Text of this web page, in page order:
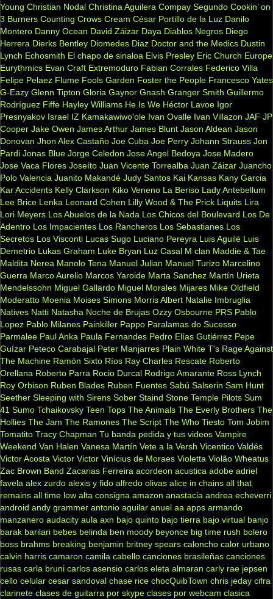
Young Christian Nodal Christina Aguilera Compay Segundo Cookin’ on
3 Burners Counting Crows Cream César Portillo de la Luz Danilo
Montero Danny Ocean David Záizar Daya Diablos Negros Diego
Herrera Dierks Bentley Diomedes Diaz Doctor and the Medics Dustin
Lynch Echosmith El chapo de sinaloa Elvis Presley Eric Church Europe
Eurythmics Evan Craft Extremoduro Fabian Corrales Federico Villa
Felipe Pelaez Flume Fools Garden Foster the People Francesco Yates
G-Eazy Glenn Tipton Gloria Gaynor Gnash Granger Smith Guillermo
Rodríguez Fiffe Hayley Williams He Is We Héctor Lavoe Igor
Presnyakov Israel IZ Kamakawiwo'ole Ivan Ovalle Ivan Villazon JAF JP
Cooper Jake Owen James Arthur James Blunt Jason Aldean Jason
Donovan Jhon Alex Castaño Joe Cuba Joe Perry Johann Strauss Jon
Pardi Jonas Blue Jorge Celedon Jose Angel Bedoya Jose Madero
Jose Vaca Flores Joseíto Juan Vicente Torrealba Juan Záizar Juancho
Polo Valencia Juanito Makandé Judy Santos Kai Kansas Kany Garcia
Kar Accidents Kelly Clarkson Kiko Veneno La Beriso Lady Antebellum
Lee Brice Lenka Leonard Cohen Lilly Wood & The Prick Liquits Lira
Lori Meyers Los Abuelos de la Nada Los Chicos del Boulevard Los De
Adentro Los Impacientes Los Rancheros Los Sebastianes Los
Secretos Los Visconti Lucas Sugo Luciano Pereyra Luis Aguilé Luis
Demetrio Lukas Graham Luke Bryan Luz Casal M clan Maddie & Tae
Maldita Nerea Manolo Tena Manuel Julian Manuel Turizo Marcelino
Guerra Marco Aurelio Marcos Yaroide Marta Sanchez Martín Urieta
Mendelssohn Miguel Gallardo Miguel Morales Mijares Mike Oldfield
Moderatto Moenia Moises Simons Morris Albert Natalie Imbruglia
Natives Natti Natasha Noche de Brujas Ozzy Osbourne PRS Pablo
Lopez Pablo Milanes Painkiller Pappo Paralamas do Sucesso
Parmalee Paul Anka Paula Fernandes Pedro Elías Gutiérrez Pepe
Guízar Peteco Carabajal Peter Manjarres Plain White T's Rage Against
The Machine Ramón Sixto Ríos Ray Charles Rescate Roberto
Orellana Roberto Parra Rocio Durcal Rodrigo Amarante Ross Lynch
Roy Orbison Ruben Blades Ruben Fuentes Sabú Salserin Sam Hunt
Seether Sleeping with Sirens Sober Staind Stone Temple Pilots Sum
41 Sumo Tchaikovsky Teen Tops The Animals The Everly Brothers The
Hollies The Jam The Ramones The Script The Who Tiesto Tom Jobim
Tomatito Tracy Chapman Tu banda pedida y tus videos Vampire
Weekend Van Halen Vanesa Martín Vete a la Versh Vicentico Valdés
Victor Acosta Victor Victor Vinícius de Moraes Violetta Violão Wheatus
Zac Brown Band Zacarias Ferreira acordeon acustica adobe adriel
favela alex zurdo alexis y fido alfredo olivas alice in chains all that
remains all time low alta consigna amazon anastacia andrea echeverri
android andy grammer antonio aguilar anuel aa apps armando
manzanero audacity aula axn bajo quinto bajo tierra bajo virtual banjo
barak barilari bebes belinda ben moody beyonce big time rush bolero
boss brahms breaking benjamin britney spears caloncho calor urbano
calvin harris camaron camila cabello canciones brasileñas canciones
rusas carla bruni carlos asensio carlos eleta almaran carly rae jepsen
cello celular cesar sandoval chase rice chocQuibTown chris jeday cifra
clarinete clases de guitarra por skype clases por webcam clasica